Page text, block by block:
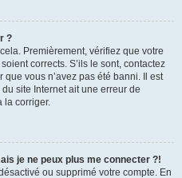
?
Premièrement, vérifiez que votre
corrects. S’ils le sont, contactez
vous n’avez pas été banni. Il est
site Internet ait une erreur de
la corriger.
je ne peux plus me connecter ?!
ou supprimé votre compte. En